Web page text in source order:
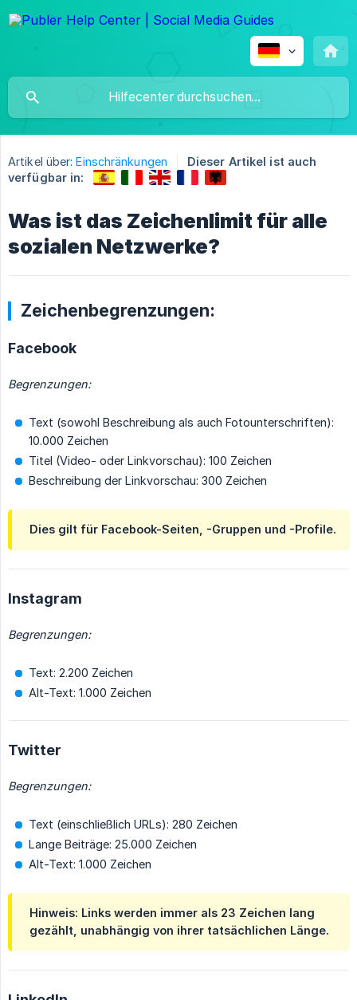
Artikel über: Einschränkungen
Dieser Artikel ist auch
verfügbar in:
Was ist das Zeichenlimit für alle
sozialen Netzwerke?
Zeichenbegrenzungen:
Facebook
Begrenzungen:
Text (sowohl Beschreibung als auch Fotounterschriften):
10.000 Zeichen
Titel (Video- oder Linkvorschau): 100 Zeichen
Beschreibung der Linkvorschau: 300 Zeichen
Dies gilt für Facebook-Seiten, -Gruppen und -Profile.
Instagram
Begrenzungen:
Text: 2.200 Zeichen
Alt-Text: 1.000 Zeichen
Twitter
Begrenzungen:
Text (einschließlich URLs): 280 Zeichen
Lange Beiträge: 25.000 Zeichen
Alt-Text: 1.000 Zeichen
Hinweis: Links werden immer als 23 Zeichen lang
gezählt, unabhängig von ihrer tatsächlichen Länge.